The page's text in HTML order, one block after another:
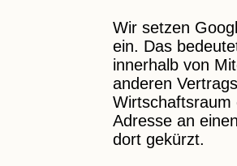
Wir setzen
ein. Das
innerhalb von
anderen
Wirtschaftsraum
Adresse an
dort gekürzt.